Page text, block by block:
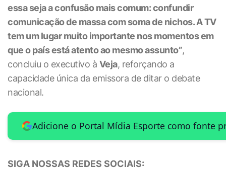
essa seja a confusão mais comum: confundir
comunicação de massa com soma de nichos. A TV
tem um lugar muito importante nos momentos em
que o país está atento ao mesmo assunto”,
concluiu o executivo à Veja, reforçando a
capacidade única da emissora de ditar o debate
nacional.
Adicione o Portal Mídia Esporte como fonte
SIGA NOSSAS REDES SOCIAIS: